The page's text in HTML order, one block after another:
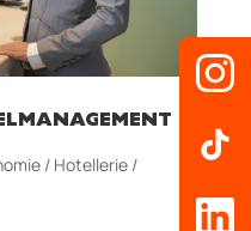
/ Hotellerie /